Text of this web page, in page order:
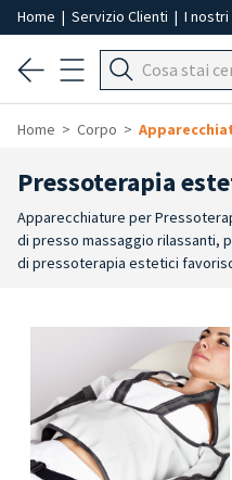
Home | Servizio Clienti | I nostri
Home Corpo
Pressoterapia
Apparecchiature per
di presso massaggio rilassanti,
di pressoterapia estetici
pressoterapia donano effetti
sistema linfatico, agendo sulla
linfatico e sul sistema
un trattamento estetico che,
linfatico, apporta benessere e
particolarmente indicata per la
ritenzione idrica. Gli